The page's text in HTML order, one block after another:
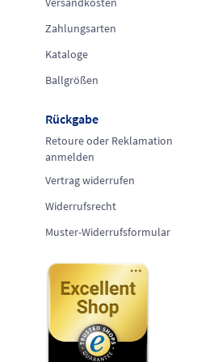
Zahlungsarten
Kataloge
Ballgrößen
Rückgabe
Retoure oder Reklamation
anmelden
Vertrag widerrufen
Widerrufsrecht
Muster-Widerrufsformular